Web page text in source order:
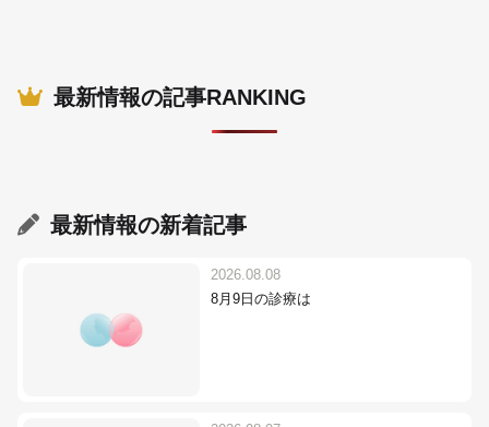
最新情報の記事RANKING
最新情報の新着記事
2026.08.08
8月9日の診療は